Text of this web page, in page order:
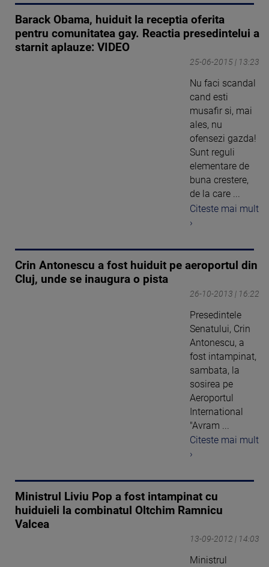
Barack Obama, huiduit la receptia oferita
pentru comunitatea gay. Reactia presedintelui a
starnit aplauze: VIDEO
25-06-2015 | 13:23
Nu faci scandal
cand esti
musafir si, mai
ales, nu
ofensezi gazda!
Sunt reguli
elementare de
buna crestere,
de la care ...
Citeste mai mult
›
Crin Antonescu a fost huiduit pe aeroportul din
Cluj, unde se inaugura o pista
26-10-2013 | 16:22
Presedintele
Senatului, Crin
Antonescu, a
fost intampinat,
sambata, la
sosirea pe
Aeroportul
International
"Avram ...
Citeste mai mult
›
Ministrul Liviu Pop a fost intampinat cu
huiduieli la combinatul Oltchim Ramnicu
Valcea
13-09-2012 | 14:03
Ministrul